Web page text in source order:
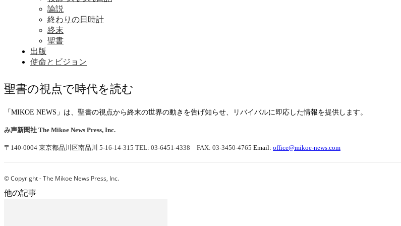
論説
終わりの日時計
終末
聖書
出版
使命とビジョン
聖書の視点で時代を読む
「MIKOE NEWS」は、聖書の視点から終末の世界の動きを告げ知らせ、リバイバルに即応した情報を提供します。
み声新聞社 The Mikoe News Press, Inc.
〒140-0004 東京都品川区南品川 5-16-14-315 TEL: 03-6451-4338 FAX: 03-3450-4765 Email: office@mikoe-news.com
© Copyright - The Mikoe News Press, Inc.
他の記事